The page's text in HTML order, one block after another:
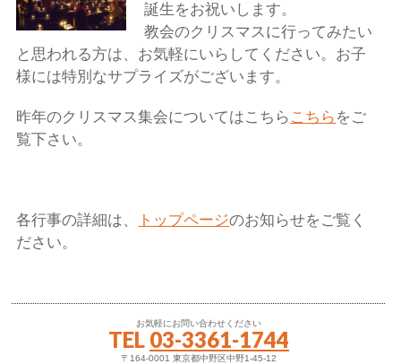
誕生をお祝いします。
教会のクリスマスに行ってみたい
と思われる方は、お気軽にいらしてください。お子
様には特別なサプライズがございます。
昨年のクリスマス集会についてはこちら こちら をご
覧下さい。
各行事の詳細は、 トップページのお知らせをご覧く
ださい。
お気軽にお問い合わせください
TEL 03-3361-1744
〒164-0001 東京都中野区中野1-45-12